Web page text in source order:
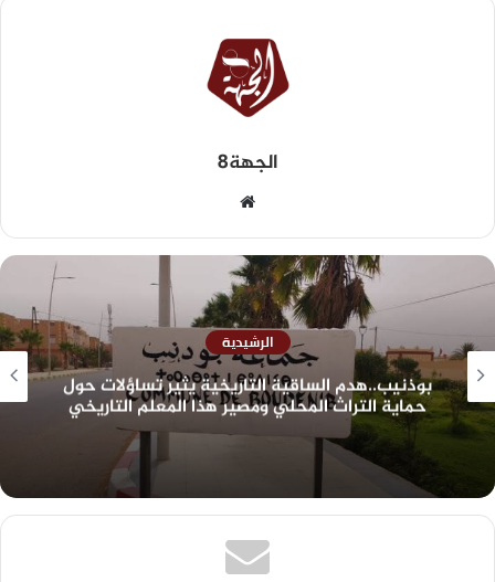
الجهة8
الرشيدية
بوذنيب..هدم الساقية التاريخية يثير تساؤلات حول
حماية التراث المحلي ومصير هذا المعلم التاريخي